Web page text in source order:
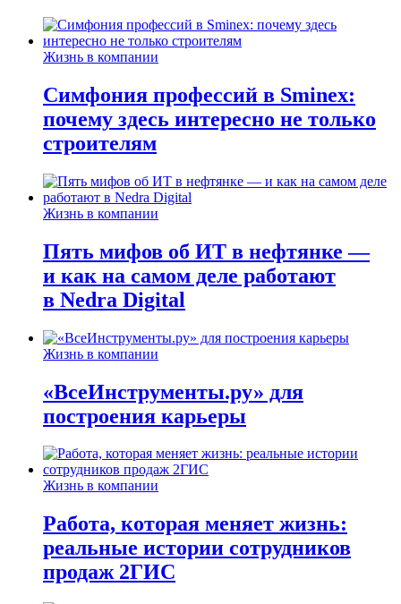
Жизнь в компании
Симфония профессий в Sminex:
почему здесь интересно не только
строителям
Жизнь в компании
Пять мифов об ИТ в нефтянке —
и как на самом деле работают
в Nedra Digital
Жизнь в компании
«ВсеИнструменты.ру» для
построения карьеры
Жизнь в компании
Работа, которая меняет жизнь:
реальные истории сотрудников
продаж 2ГИС